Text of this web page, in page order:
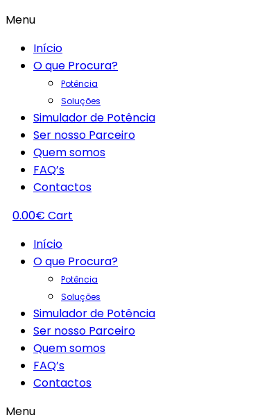
Menu
Início
O que Procura?
Potência
Soluções
Simulador de Potência
Ser nosso Parceiro
Quem somos
FAQ’s
Contactos
0.00€ Cart
Início
O que Procura?
Potência
Soluções
Simulador de Potência
Ser nosso Parceiro
Quem somos
FAQ’s
Contactos
Menu